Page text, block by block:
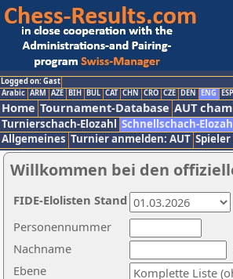
Logged on: Gast
Arabic ARM AZE BIH BUL CAT CHN CRO CZE DEN ENG ESP
Home Tournament-Database AUT
Turnierschach-Elozahl Schnellschach-
Allgemeines Turnier anmelden: AUT
Willkommen bei den
Nachname
Ebene
Personennummer
FIDE-Elolisten Stand